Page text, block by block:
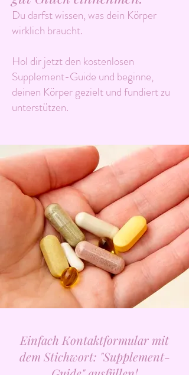
Du darfst wissen, was dein Körper
wirklich braucht.
Hol dir jetzt den kostenlosen
Supplement-Guide und beginne,
deinen Körper gezielt und fundiert zu
unterstützen.
Einfach Kontaktformular mit
dem Stichwort: "Supplement-